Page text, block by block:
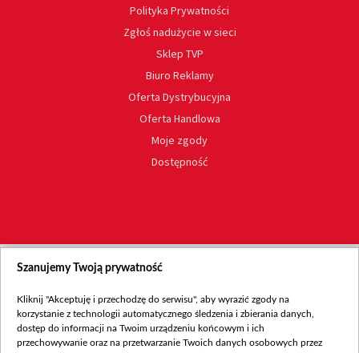
Polityka Prywatności
Zgłoś nadużycie w sieci
Sklep TVP
Biuro Reklamy
Oferta Dystrybucyjna
Oferta Handlowa
Moje zgody
Dostępność
Szanujemy Twoją prywatność
Kliknij "Akceptuję i przechodzę do serwisu", aby wyrazić zgody na
korzystanie z technologii automatycznego śledzenia i zbierania danych,
dostęp do informacji na Twoim urządzeniu końcowym i ich
przechowywanie oraz na przetwarzanie Twoich danych osobowych przez